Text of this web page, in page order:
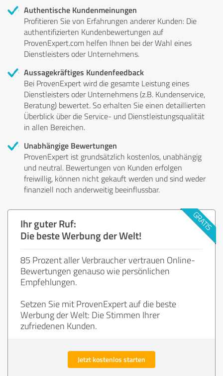
Authentische Kundenmeinungen
Profitieren Sie von Erfahrungen anderer Kunden: Die
authentifizierten Kundenbewertungen auf
ProvenExpert.com helfen Ihnen bei der Wahl eines
Dienstleisters oder Unternehmens.
Aussagekräftiges Kundenfeedback
Bei ProvenExpert wird die gesamte Leistung eines
Dienstleisters oder Unternehmens (z.B. Kundenservice,
Beratung) bewertet. So erhalten Sie einen detaillierten
Überblick über die Service- und Dienstleistungsqualität
in allen Bereichen.
Unabhängige Bewertungen
ProvenExpert ist grundsätzlich kostenlos, unabhängig
und neutral. Bewertungen von Kunden erfolgen
freiwillig, können nicht gekauft werden und sind weder
finanziell noch anderweitig beeinflussbar.
Ihr guter Ruf:
Die beste Werbung der Welt!
85 Prozent aller Verbraucher vertrauen Online-
Bewertungen genauso wie persönlichen
Empfehlungen.
Setzen Sie mit ProvenExpert auf die beste
Werbung der Welt: Die Stimmen Ihrer
zufriedenen Kunden.
Jetzt kostenlos starten